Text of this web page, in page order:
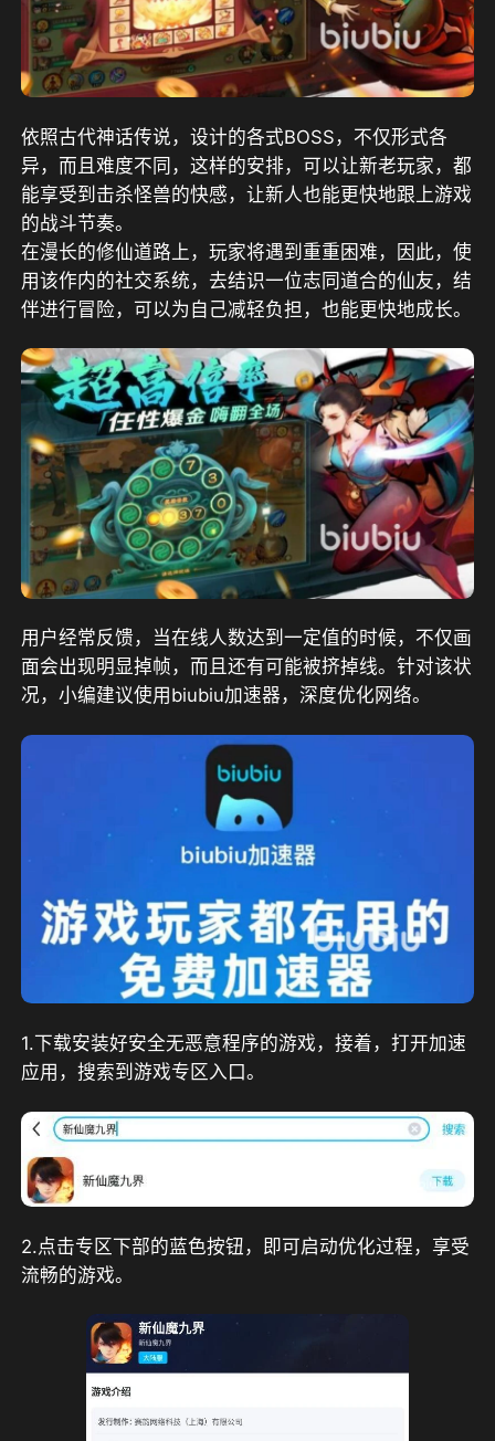
依照古代神话传说，设计的各式BOSS，不仅形式各
异，而且难度不同，这样的安排，可以让新老玩家，都
能享受到击杀怪兽的快感，让新人也能更快地跟上游戏
的战斗节奏。
在漫长的修仙道路上，玩家将遇到重重困难，因此，使
用该作内的社交系统，去结识一位志同道合的仙友，结
伴进行冒险，可以为自己减轻负担，也能更快地成长。
用户经常反馈，当在线人数达到一定值的时候，不仅画
面会出现明显掉帧，而且还有可能被挤掉线。针对该状
况，小编建议使用biubiu加速器，深度优化网络。
1.下载安装好安全无恶意程序的游戏，接着，打开加速
应用，搜索到游戏专区入口。
2.点击专区下部的蓝色按钮，即可启动优化过程，享受
流畅的游戏。